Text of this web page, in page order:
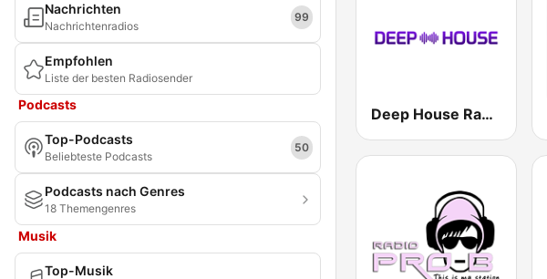
Nachrichten
Nachrichtenradios
99
Empfohlen
Liste der besten Radiosender
Podcasts
Top-Podcasts
Beliebteste Podcasts
50
Podcasts nach Genres
18 Themengenres
Musik
Top-Musik
Deep House Radio